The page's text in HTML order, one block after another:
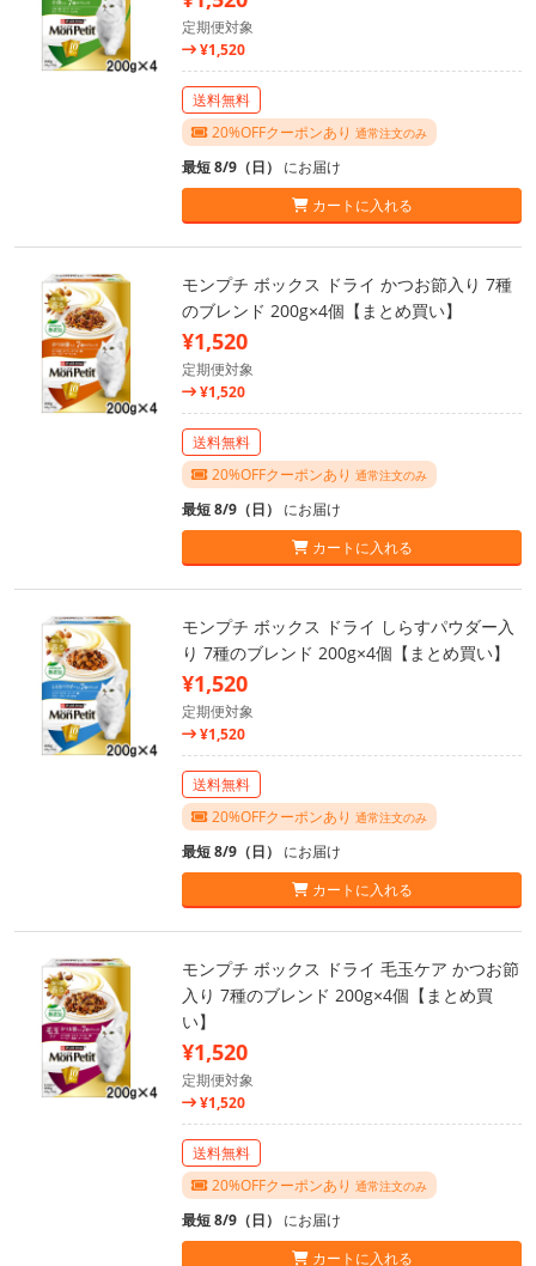
定期便対象
¥1,520
送料無料
20%OFFクーポンあり 通常注文のみ
最短 8/9（日） にお届け
カートに入れる
モンプチ ボックス ドライ かつお節入り 7種
のブレンド 200g×4個【まとめ買い】
¥1,520
定期便対象
¥1,520
送料無料
20%OFFクーポンあり 通常注文のみ
最短 8/9（日） にお届け
カートに入れる
モンプチ ボックス ドライ しらすパウダー入
り 7種のブレンド 200g×4個【まとめ買い】
¥1,520
定期便対象
¥1,520
送料無料
20%OFFクーポンあり 通常注文のみ
最短 8/9（日） にお届け
カートに入れる
モンプチ ボックス ドライ 毛玉ケア かつお節
入り 7種のブレンド 200g×4個【まとめ買
い】
¥1,520
定期便対象
¥1,520
送料無料
20%OFFクーポンあり 通常注文のみ
最短 8/9（日） にお届け
カートに入れる